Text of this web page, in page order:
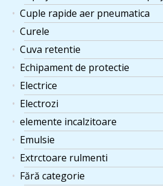
Cuple rapide aer pneumatica
Curele
Cuva retentie
Echipament de protectie
Electrice
Electrozi
elemente incalzitoare
Emulsie
Extrctoare rulmenti
Fără categorie